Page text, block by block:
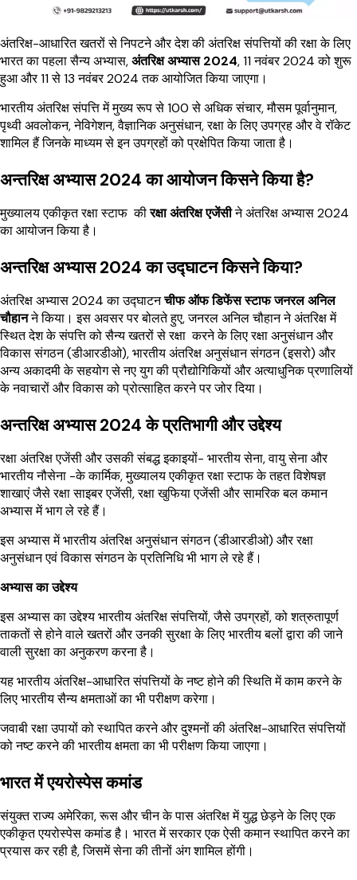
अंतरिक्ष-आधारित खतरों से निपटने और देश की अंतरिक्ष संपत्तियों की रक्षा के लिए
भारत का पहला सैन्य अभ्यास,अंतरिक्ष अभ्यास 2024, 11 नवंबर 2024 को शुरू
हुआ और 11 से 13 नवंबर 2024 तक आयोजित किया जाएगा।
भारतीय अंतरिक्ष संपत्ति में मुख्य रूप से 100 से अधिक संचार, मौसम पूर्वानुमान,
पृथ्वी अवलोकन, नेविगेशन, वैज्ञानिक अनुसंधान, रक्षा के लिए उपग्रह और वे रॉकेट
शामिल हैं जिनके माध्यम से इन उपग्रहों को प्रक्षेपित किया जाता है।
अन्तरिक्ष अभ्यास 2024 का आयोजन किसने किया है?
मुख्यालय एकीकृत रक्षा स्टाफ कीरक्षा अंतरिक्ष एजेंसीने अंतरिक्ष अभ्यास 2024
का आयोजन किया है।
अन्तरिक्ष अभ्यास 2024 का उद्घाटन किसने किया?
अंतरिक्ष अभ्यास 2024 का उद्घाटनचीफ ऑफ डिफेंस स्टाफ जनरल अनिल
चौहानने किया। इस अवसर पर बोलते हुए, जनरल अनिल चौहान ने अंतरिक्ष में
स्थित देश के संपत्ति को सैन्य खतरों से रक्षा करने के लिए रक्षा अनुसंधान और
विकास संगठन (डीआरडीओ), भारतीय अंतरिक्ष अनुसंधान संगठन (इसरो) और
अन्य अकादमी के सहयोग से नए युग की प्रौद्योगिकियों और अत्याधुनिक प्रणालियों
के नवाचारों और विकास को प्रोत्साहित करने पर जोर दिया।
अन्तरिक्ष अभ्यास 2024 के प्रतिभागी और उद्देश्य
रक्षा अंतरिक्ष एजेंसी और उसकी संबद्ध इकाइयों- भारतीय सेना, वायु सेना और
भारतीय नौसेना -के कार्मिक, मुख्यालय एकीकृत रक्षा स्टाफ के तहत विशेषज्ञ
शाखाएं जैसे रक्षा साइबर एजेंसी, रक्षा खुफिया एजेंसी और सामरिक बल कमान
अभ्यास में भाग ले रहे हैं।
इस अभ्यास में भारतीय अंतरिक्ष अनुसंधान संगठन (डीआरडीओ) और रक्षा
अनुसंधान एवं विकास संगठन के प्रतिनिधि भी भाग ले रहे हैं।
अभ्यास का उद्देश्य
इस अभ्यास का उद्देश्य भारतीय अंतरिक्ष संपत्तियों, जैसे उपग्रहों, को शत्रुतापूर्ण
ताकतों से होने वाले खतरों और उनकी सुरक्षा के लिए भारतीय बलों द्वारा की जाने
वाली सुरक्षा का अनुकरण करना है।
यह भारतीय अंतरिक्ष-आधारित संपत्तियों के नष्ट होने की स्थिति में काम करने के
लिए भारतीय सैन्य क्षमताओं का भी परीक्षण करेगा।
जवाबी रक्षा उपायों को स्थापित करने और दुश्मनों की अंतरिक्ष-आधारित संपत्तियों
को नष्ट करने की भारतीय क्षमता का भी परीक्षण किया जाएगा।
भारत में एयरोस्पेस कमांड
संयुक्त राज्य अमेरिका, रूस और चीन के पास अंतरिक्ष में युद्ध छेड़ने के लिए एक
एकीकृत एयरोस्पेस कमांड है। भारत में सरकार एक ऐसी कमान स्थापित करने का
प्रयास कर रही है, जिसमें सेना की तीनों अंग शामिल होंगी।